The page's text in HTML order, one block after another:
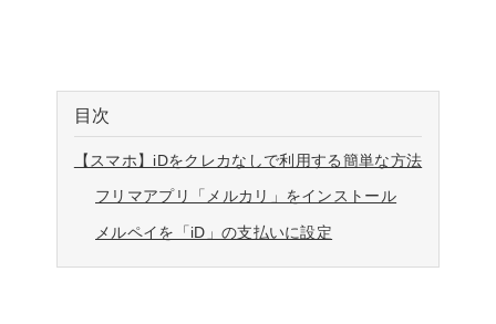
目次
【スマホ】iDをクレカなしで利用する簡単な方法
フリマアプリ「メルカリ」をインストール
メルペイを「iD」の支払いに設定